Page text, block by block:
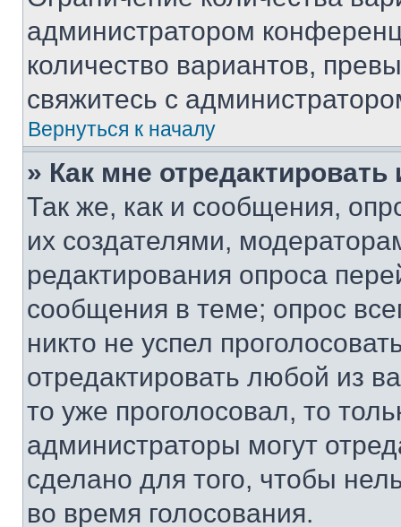
администратором
количество вариантов,
свяжитесь с
Вернуться к началу
» Как мне
Так же, как и сообщения,
их создателями,
редактирования опроса
сообщения в теме; опрос
никто не успел
отредактировать любой из
то уже проголосовал, то
администраторы могут
сделано для того, чтобы
во время голосования.